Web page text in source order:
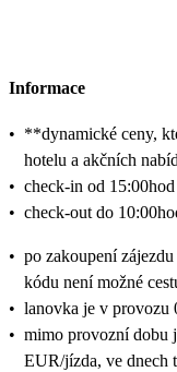
Informace
• **dynamické ceny,
hotelu a akčních
• check-in od 15:00hod
• check-out do
• po zakoupení
kódu není možné
• lanovka je v provozu
• mimo provozní dobu
EUR/jízda, ve dnech